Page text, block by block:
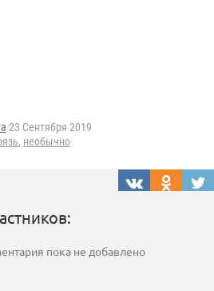
23 Сентября 2019
, необычно
пока не добавлено